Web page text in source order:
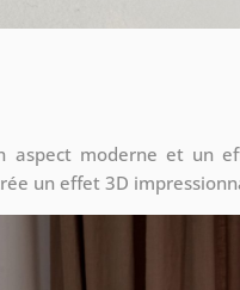
moderne et un
un effet 3D